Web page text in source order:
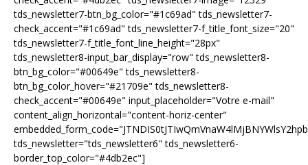
tds_newsletter7-btn_bg_color="#1c69ad" tds_newsletter7-
check_accent="#1c69ad" tds_newsletter7-f_title_font_size="20"
tds_newsletter7-f_title_font_line_height="28px"
tds_newsletter8-input_bar_display="row" tds_newsletter8-
btn_bg_color="#00649e" tds_newsletter8-
btn_bg_color_hover="#21709e" tds_newsletter8-
check_accent="#00649e" input_placeholder="Votre e-mail"
content_align_horizontal="content-horiz-center"
tds_newsletter="tds_newsletter6" tds_newsletter6-
border_top_color="#4db2ec"]